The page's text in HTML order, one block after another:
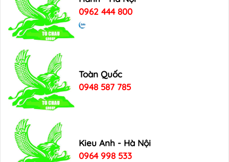
0962 444 800
Toàn Quốc
0948 587 785
Kieu Anh - Hà Nội
0964 998 533